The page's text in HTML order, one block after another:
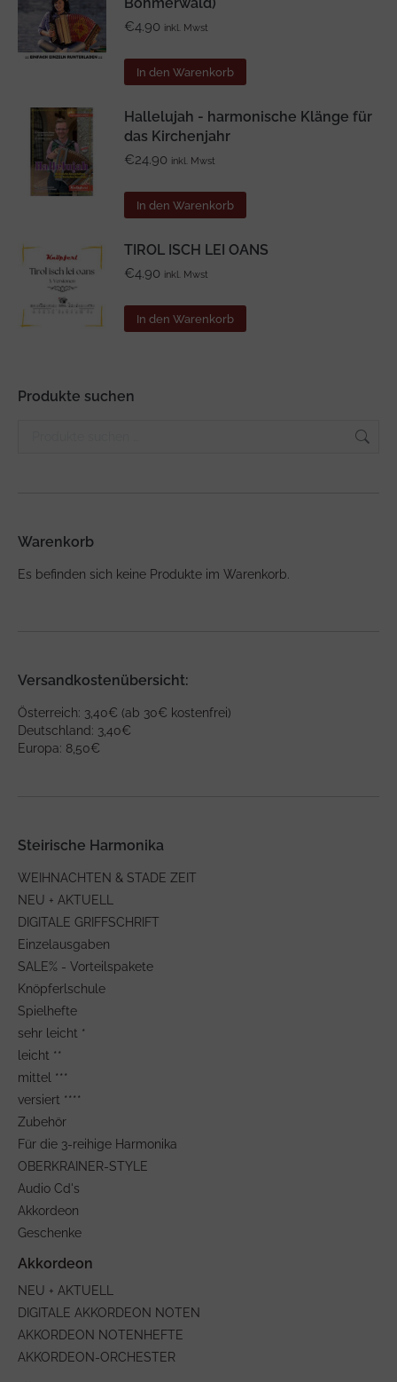
€4.90 inkl. Mwst
In den Warenkorb
Hallelujah - harmonische Klänge für
das Kirchenjahr
€24.90 inkl. Mwst
In den Warenkorb
TIROL ISCH LEI OANS
€4.90 inkl. Mwst
In den Warenkorb
Produkte suchen
Warenkorb
Es befinden sich keine Produkte im Warenkorb.
Versandkostenübersicht:
Österreich: 3,40€ (ab 30€ kostenfrei)
Deutschland: 3,40€
Europa: 8,50€
Steirische Harmonika
WEIHNACHTEN & STADE ZEIT
NEU + AKTUELL
DIGITALE GRIFFSCHRIFT
Einzelausgaben
SALE% - Vorteilspakete
Knöpferlschule
Spielhefte
sehr leicht *
leicht **
mittel ***
versiert ****
Zubehör
Für die 3-reihige Harmonika
OBERKRAINER-STYLE
Audio Cd's
Akkordeon
Geschenke
NEU + AKTUELL
DIGITALE AKKORDEON NOTEN
AKKORDEON NOTENHEFTE
AKKORDEON-ORCHESTER